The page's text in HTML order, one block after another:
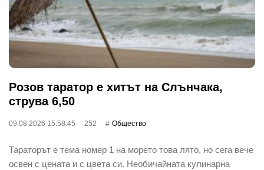
Розов таратор е хитът на Слънчака,
струва 6,50
09.08.2026 15:58:45 252 Общество
Тараторът е тема номер 1 на морето това лято, но сега вече
освен с цената и с цвета си. Необичайната кулинарна